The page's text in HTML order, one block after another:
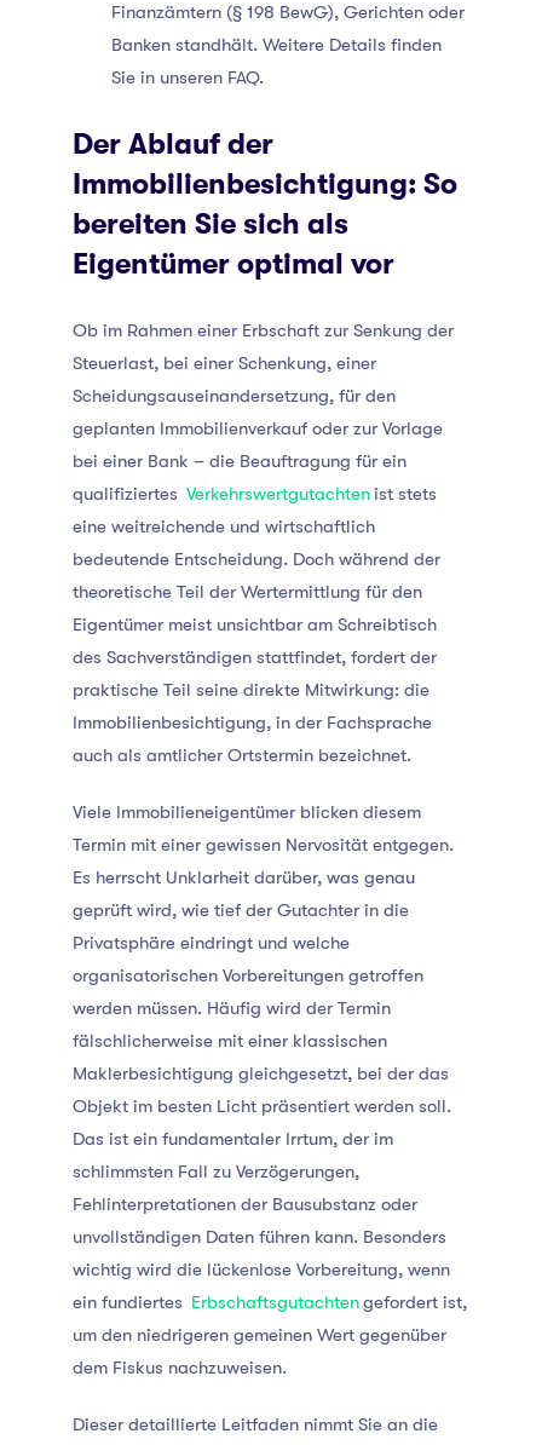
Finanzämtern (§ 198 BewG), Gerichten oder
Banken standhält. Weitere Details finden
Sie in unseren FAQ.
Der Ablauf der
Immobilienbesichtigung: So
bereiten Sie sich als
Eigentümer optimal vor
Ob im Rahmen einer Erbschaft zur Senkung der
Steuerlast, bei einer Schenkung, einer
Scheidungsauseinandersetzung, für den
geplanten Immobilienverkauf oder zur Vorlage
bei einer Bank – die Beauftragung für ein
qualifiziertes Verkehrswertgutachtenist stets
eine weitreichende und wirtschaftlich
bedeutende Entscheidung. Doch während der
theoretische Teil der Wertermittlung für den
Eigentümer meist unsichtbar am Schreibtisch
des Sachverständigen stattfindet, fordert der
praktische Teil seine direkte Mitwirkung: die
Immobilienbesichtigung, in der Fachsprache
auch als amtlicher Ortstermin bezeichnet.
Viele Immobilieneigentümer blicken diesem
Termin mit einer gewissen Nervosität entgegen.
Es herrscht Unklarheit darüber, was genau
geprüft wird, wie tief der Gutachter in die
Privatsphäre eindringt und welche
organisatorischen Vorbereitungen getroffen
werden müssen. Häufig wird der Termin
fälschlicherweise mit einer klassischen
Maklerbesichtigung gleichgesetzt, bei der das
Objekt im besten Licht präsentiert werden soll.
Das ist ein fundamentaler Irrtum, der im
schlimmsten Fall zu Verzögerungen,
Fehlinterpretationen der Bausubstanz oder
unvollständigen Daten führen kann. Besonders
wichtig wird die lückenlose Vorbereitung, wenn
ein fundiertes Erbschaftsgutachtengefordert ist,
um den niedrigeren gemeinen Wert gegenüber
dem Fiskus nachzuweisen.
Dieser detaillierte Leitfaden nimmt Sie an die